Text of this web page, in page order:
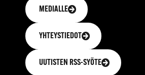
MEDIALLE
YHTEYSTIEDOT
UUTISTEN RSS-SYÖTE